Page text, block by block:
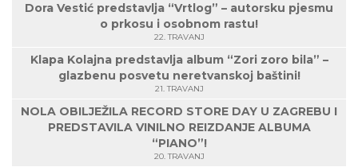
Dora Vestić predstavlja “Vrtlog” – autorsku pjesmu
o prkosu i osobnom rastu!
22. TRAVANJ
Klapa Kolajna predstavlja album “Zori zoro bila” –
glazbenu posvetu neretvanskoj baštini!
21. TRAVANJ
NOLA OBILJEŽILA RECORD STORE DAY U ZAGREBU I
PREDSTAVILA VINILNO REIZDANJE ALBUMA
“PIANO”!
20. TRAVANJ